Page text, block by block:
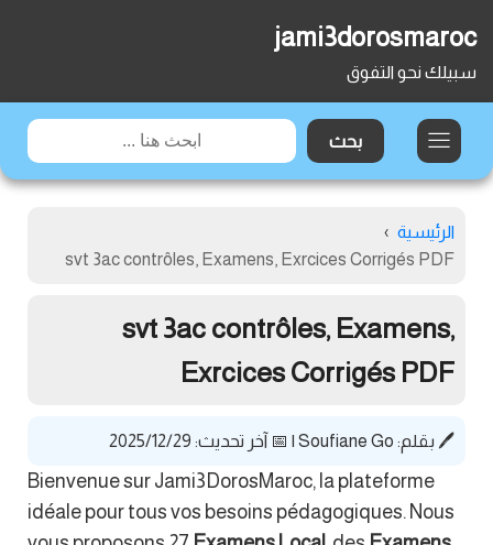
jami3dorosmaroc
سبيلك نحو التفوق
الرئيسية ›
svt 3ac contrôles, Examens, Exrcices Corrigés PDF
svt 3ac contrôles, Examens,
Exrcices Corrigés PDF
🖊️ بقلم: Soufiane Go
| 📅 آخر تحديث: 2025/12/29
Bienvenue sur Jami3DorosMaroc, la plateforme
idéale pour tous vos besoins pédagogiques. Nous